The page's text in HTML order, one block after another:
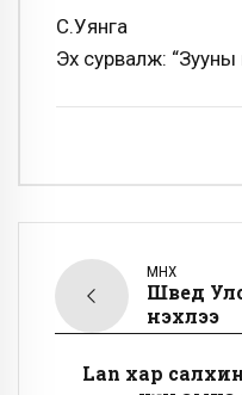
С.Уянга
Эх сурвалж:
ӨМНӨХ
Швед Улс
нэхлээ
Lan хар